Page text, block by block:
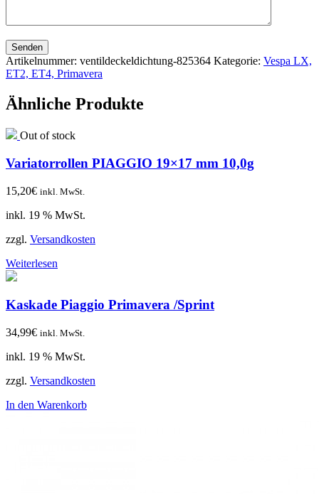
Senden
Artikelnummer: ventildeckeldichtung-825364 Kategorie: Vespa LX,
ET2, ET4, Primavera
Ähnliche Produkte
Out of stock
Variatorrollen PIAGGIO 19×17 mm 10,0g
15,20€ inkl. MwSt.
inkl. 19 % MwSt.
zzgl. Versandkosten
Weiterlesen
Kaskade Piaggio Primavera /Sprint
34,99€ inkl. MwSt.
inkl. 19 % MwSt.
zzgl. Versandkosten
In den Warenkorb